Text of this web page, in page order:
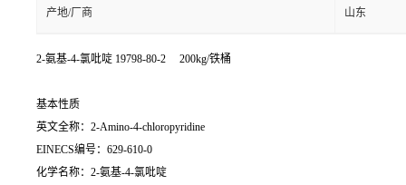
产地/厂商 山东
2-氨基-4-氯吡啶 19798-80-2 200kg/铁桶
基本性质
英文全称：2-Amino-4-chloropyridine
EINECS编号：629-610-0
化学名称：2-氨基-4-氯吡啶